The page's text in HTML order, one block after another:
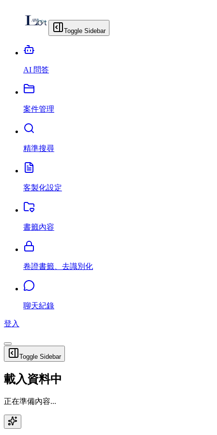
Toggle Sidebar
AI 問答
案件管理
精準搜尋
客製化設定
書籤內容
卷證書籤、去識別化
聊天紀錄
登入
Toggle Sidebar
載入資料中
正在準備內容...